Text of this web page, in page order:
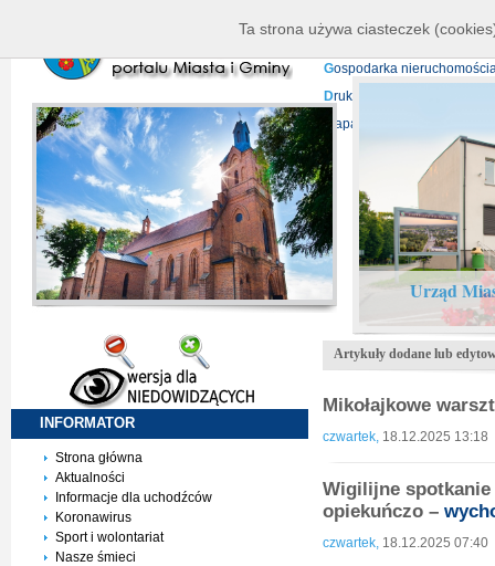
P
rojekty europejskie
Gospodarka
Druki do pobrania
Mapa serwisu
Urząd
INFORMATOR
Strona główna
Aktualności
Informacje dla uchodźców
Koronawirus
Sport i wolontariat
Nasze śmieci
Artykuły dodane lub
Mikołajkowe
czwartek, 18.12.2025 13:18
Wigilijne
opiekuńczo –
czwartek, 18.12.2025 07:40
Ta strona używa ciasteczek